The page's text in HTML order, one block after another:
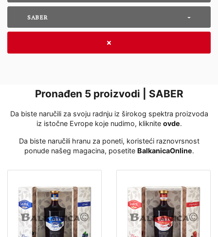
SABER
Pronađen 5proizvodi | SABER
Da biste naručili za svoju radnju iz širokog spektra proizvoda
iz istočne Evrope koje nudimo, kliknite ovde․
Da biste naručili hranu za poneti, koristeći raznovrsnost
ponude našeg magacina, posetite BalkanicaOnline․